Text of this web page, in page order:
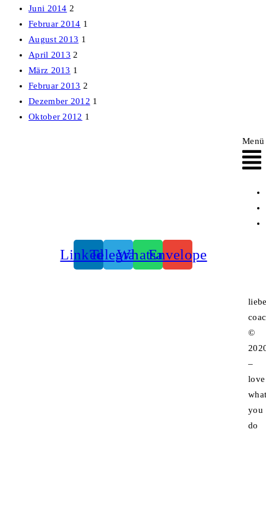
Juni 2014 2
Februar 2014 1
August 2013 1
April 2013 2
März 2013 1
Februar 2013 2
Dezember 2012 1
Oktober 2012 1
Menü
LinkedinTelegramWhatsapp
Envelope
©
–
love
you
do